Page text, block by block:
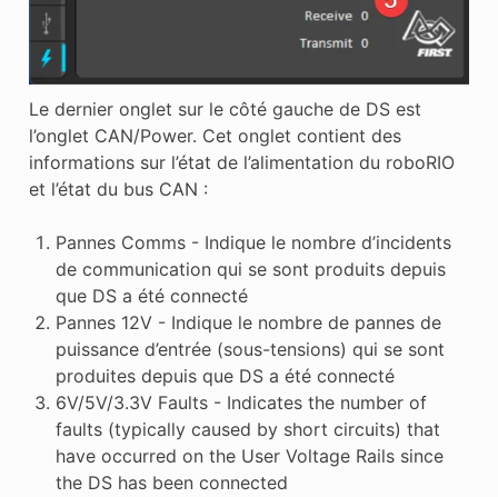
Le dernier onglet sur le côté gauche de DS est
l’onglet CAN/Power. Cet onglet contient des
informations sur l’état de l’alimentation du roboRIO
et l’état du bus CAN :
Pannes Comms - Indique le nombre d’incidents
de communication qui se sont produits depuis
que DS a été connecté
Pannes 12V - Indique le nombre de pannes de
puissance d’entrée (sous-tensions) qui se sont
produites depuis que DS a été connecté
6V/5V/3.3V Faults - Indicates the number of
faults (typically caused by short circuits) that
have occurred on the User Voltage Rails since
the DS has been connected